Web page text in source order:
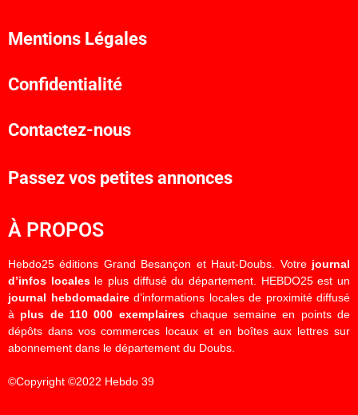
Mentions Légales
Confidentialité
Contactez-nous
Passez vos petites annonces
À PROPOS
Hebdo25 éditions Grand Besançon et Haut-Doubs. Votre journal
d’infos localesle plus diffusé du département. HEBDO25 est un
journal hebdomadaired’informations locales de proximité diffusé
à plus de 110 000 exemplaireschaque semaine en points de
dépôts dans vos commerces locaux et en boîtes aux lettres sur
abonnement dans le département du Doubs.
©Copyright ©2022 Hebdo 39